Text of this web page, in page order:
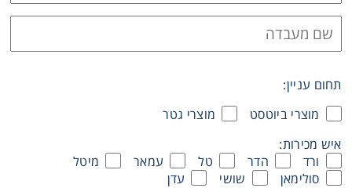
תחום עניין:
מוצרי ביוטסט
מוצרי גטר
איש מכירות:
ורד
הדר טל עמאר
מיטל
סולימאן
שושי עדן
Storage
Thermometry
Washing
Chromatography